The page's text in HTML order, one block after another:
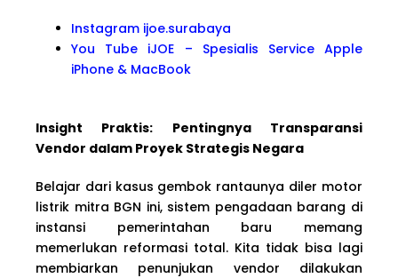
Instagram ijoe.surabaya
You Tube iJOE – Spesialis Service Apple
iPhone & MacBook
Insight Praktis: Pentingnya Transparansi
Vendor dalam Proyek Strategis Negara
Belajar dari kasus gembok rantaunya diler motor
listrik mitra BGN ini, sistem pengadaan barang di
instansi pemerintahan baru memang
memerlukan reformasi total. Kita tidak bisa lagi
membiarkan penunjukan vendor dilakukan